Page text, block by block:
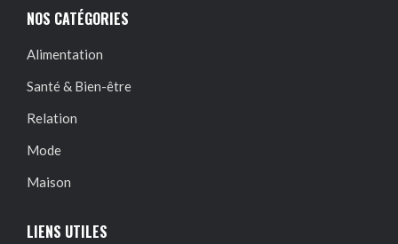
NOS CATÉGORIES
Alimentation
Santé & Bien-être
Relation
Mode
Maison
LIENS UTILES